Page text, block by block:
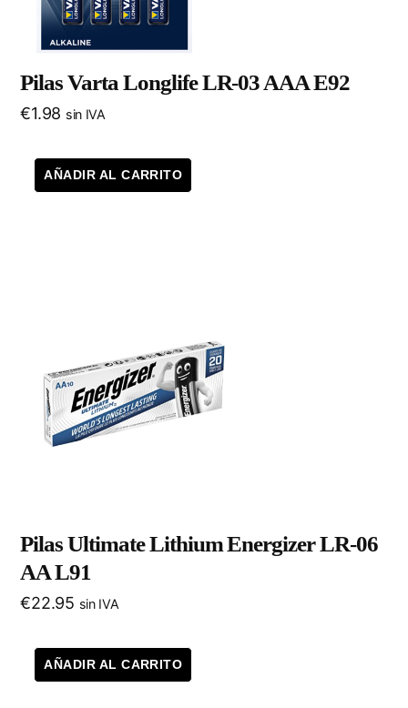
Pilas Varta Longlife LR-03 AAA E92
€1.98 sin IVA
AÑADIR AL CARRITO
Pilas Ultimate Lithium Energizer LR-06
AA L91
€22.95 sin IVA
AÑADIR AL CARRITO